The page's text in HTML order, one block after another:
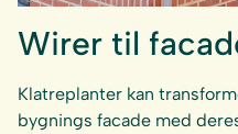
Wirer til
Klatreplanter kan
bygnings facade med